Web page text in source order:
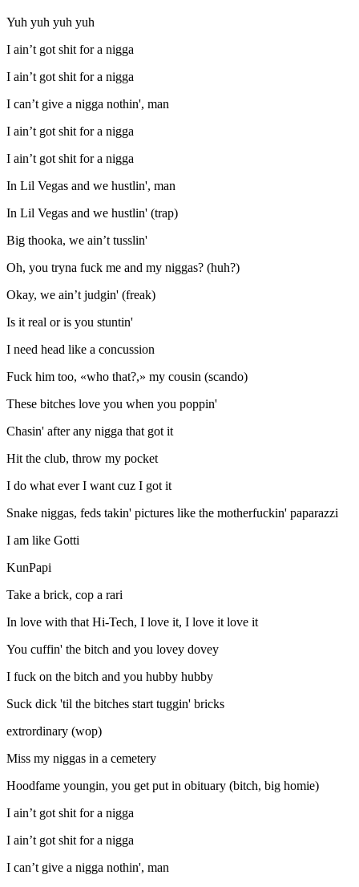
Yuh yuh yuh yuh
I ain’t got shit for a nigga
I ain’t got shit for a nigga
I can’t give a nigga nothin', man
I ain’t got shit for a nigga
I ain’t got shit for a nigga
In Lil Vegas and we hustlin', man
In Lil Vegas and we hustlin' (trap)
Big thooka, we ain’t tusslin'
Oh, you tryna fuck me and my niggas? (huh?)
Okay, we ain’t judgin' (freak)
Is it real or is you stuntin'
I need head like a concussion
Fuck him too, «who that?,» my cousin (scando)
These bitches love you when you poppin'
Chasin' after any nigga that got it
Hit the club, throw my pocket
I do what ever I want cuz I got it
Snake niggas, feds takin' pictures like the motherfuckin' paparazzi
I am like Gotti
KunPapi
Take a brick, cop a rari
In love with that Hi-Tech, I love it, I love it love it
You cuffin' the bitch and you lovey dovey
I fuck on the bitch and you hubby hubby
Suck dick 'til the bitches start tuggin' bricks
extrordinary (wop)
Miss my niggas in a cemetery
Hoodfame youngin, you get put in obituary (bitch, big homie)
I ain’t got shit for a nigga
I ain’t got shit for a nigga
I can’t give a nigga nothin', man